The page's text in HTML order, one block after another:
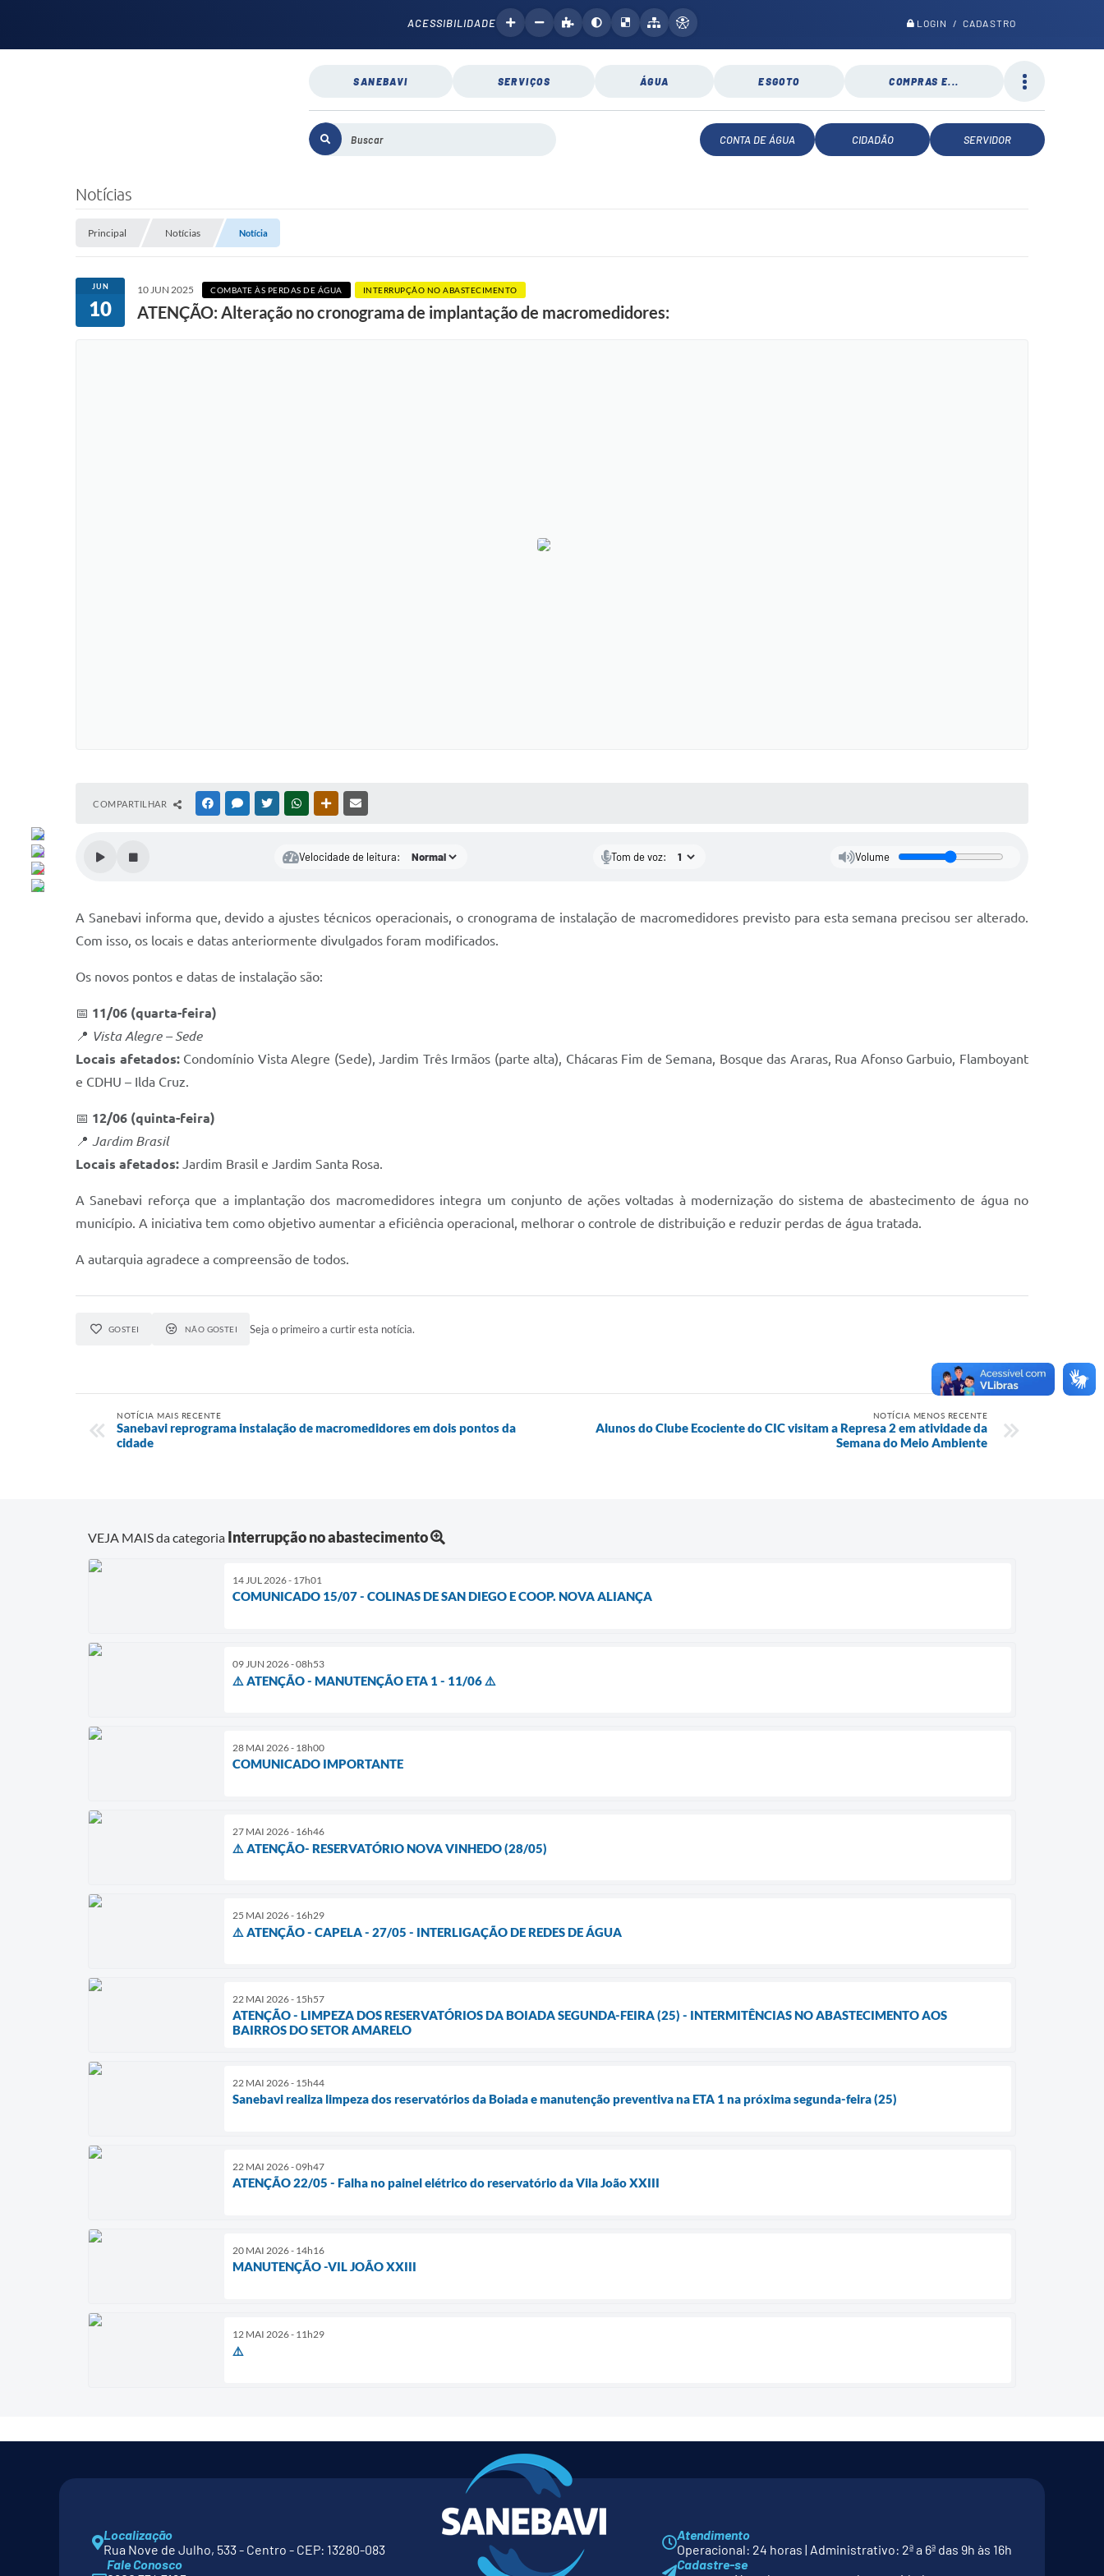
LOGIN / CADASTRO
SANEBAVI SERVIÇOS ÁGUA ESGOTO COMPRAS E...
CONTA DE ÁGUA CIDADÃO SERVIDOR
ACESSIBILIDADE
Notícias
Principal Notícias Notícia
JUN
10
10 JUN 2025 COMBATE ÀS PERDAS DE ÁGUA INTERRUPÇÃO NO ABASTECIMENTO
ATENÇÃO: Alteração no cronograma de implantação de macromedidores:
COMPARTILHAR FACEBOOKMESSENGER
TWITTERWHATSAPPOUTRAS MÍDIAS
Velocidade de leitura: Tom de voz: Volume
A Sanebavi informa que, devido a ajustes técnicos operacionais, o cronograma de instalação de macromedidores previsto para esta semana precisou ser alterado.
Com isso, os locais e datas anteriormente divulgados foram modificados.
Os novos pontos e datas de instalação são:
📅 11/06 (quarta-feira)
📍 Vista Alegre – Sede
Locais afetados:Condomínio Vista Alegre (Sede), Jardim Três Irmãos (parte alta), Chácaras Fim de Semana, Bosque das Araras, Rua Afonso Garbuio, Flamboyant
e CDHU – Ilda Cruz.
📅 12/06 (quinta-feira)
📍 Jardim Brasil
Locais afetados: Jardim Brasil e Jardim Santa Rosa.
A Sanebavi reforça que a implantação dos macromedidores integra um conjunto de ações voltadas à modernização do sistema de abastecimento de água no
município. A iniciativa tem como objetivo aumentar a eficiência operacional, melhorar o controle de distribuição e reduzir perdas de água tratada.
A autarquia agradece a compreensão de todos.
GOSTEI NÃO GOSTEI Seja o primeiro a curtir esta notícia.
NOTÍCIA MAIS RECENTE
Sanebavi reprograma instalação de macromedidores em dois pontos da
cidade
NOTÍCIA MENOS RECENTE
Alunos do Clube Ecociente do CIC visitam a Represa 2 em atividade da
Semana do Meio Ambiente
VEJA MAIS da categoria Interrupção no abastecimento
14 JUL 2026 - 17h01
COMUNICADO 15/07 - COLINAS DE SAN DIEGO E COOP. NOVA ALIANÇA
09 JUN 2026 - 08h53
⚠️ ATENÇÃO - MANUTENÇÃO ETA 1 - 11/06 ⚠️
28 MAI 2026 - 18h00
COMUNICADO IMPORTANTE
27 MAI 2026 - 16h46
⚠️ ATENÇÃO- RESERVATÓRIO NOVA VINHEDO (28/05)
25 MAI 2026 - 16h29
⚠️ ATENÇÃO - CAPELA - 27/05 - INTERLIGAÇÃO DE REDES DE ÁGUA
22 MAI 2026 - 15h57
ATENÇÃO - LIMPEZA DOS RESERVATÓRIOS DA BOIADA SEGUNDA-FEIRA (25) - INTERMITÊNCIAS NO ABASTECIMENTO AOS
BAIRROS DO SETOR AMARELO
22 MAI 2026 - 15h44
Sanebavi realiza limpeza dos reservatórios da Boiada e manutenção preventiva na ETA 1 na próxima segunda-feira (25)
22 MAI 2026 - 09h47
ATENÇÃO 22/05 - Falha no painel elétrico do reservatório da Vila João XXIII
20 MAI 2026 - 14h16
MANUTENÇÃO -VIL JOÃO XXIII
12 MAI 2026 - 11h29
⚠️
Localização
Rua Nove de Julho, 533 - Centro - CEP: 13280-083
Fale Conosco
Atendimento
Operacional: 24 horas | Administrativo: 2ª a 6ª das 9h às 16h
Cadastre-se